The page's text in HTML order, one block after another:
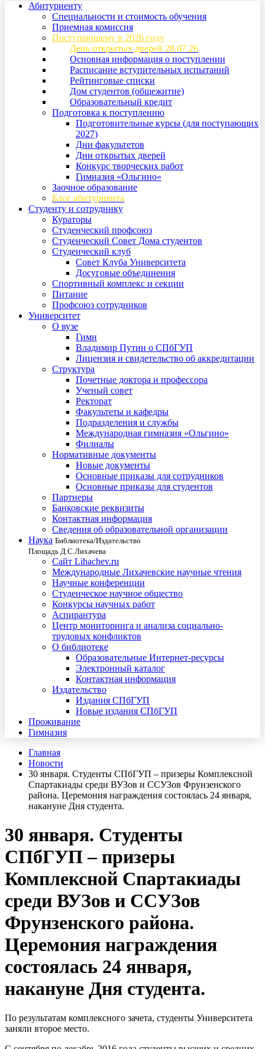
Абитуриенту
Специальности и стоимость обучения
Приемная комиссия
Поступающему в 2026 году
День открытых дверей 28.07.26
Основная информация о поступлении
Расписание вступительных испытаний
Рейтинговые списки
Дом студентов (общежитие)
Образовательный кредит
Подготовка к поступлению
Подготовительные курсы (для поступающих
2027)
Дни факультетов
Дни открытых дверей
Конкурс творческих работ
Гимназия «Ольгино»
Заочное образование
Блог абитуриента
Студенту и сотруднику
Кураторы
Студенческий профсоюз
Студенческий Совет Дома студентов
Студенческий клуб
Совет Клуба Университета
Досуговые объединения
Спортивный комплекс и секции
Питание
Профсоюз сотрудников
Университет
О вузе
Гимн
Владимир Путин о СПбГУП
Лицензия и свидетельство об аккредитации
Структура
Почетные доктора и профессора
Ученый совет
Ректорат
Факультеты и кафедры
Подразделения и службы
Международная гимназия «Ольгино»
Филиалы
Нормативные документы
Новые документы
Основные приказы для сотрудников
Основные приказы для студентов
Партнеры
Банковские реквизиты
Контактная информация
Сведения об образовательной организации
Наука Библиотека/Издательство
Площадь Д.С.Лихачева
Сайт Lihachev.ru
Международные Лихачевские научные чтения
Научные конференции
Студенческое научное общество
Конкурсы научных работ
Аспирантура
Центр мониторинга и анализа социально-
трудовых конфликтов
О библиотеке
Образовательные Интернет-ресурсы
Электронный каталог
Контактная информация
Издательство
Издания СПбГУП
Новые издания СПбГУП
Проживание
Гимназия
Главная
Новости
30 января. Студенты СПбГУП – призеры Комплексной
Спартакиады среди ВУЗов и ССУЗов Фрунзенского
района. Церемония награждения состоялась 24 января,
накануне Дня студента.
30 января. Студенты
СПбГУП – призеры
Комплексной Спартакиады
среди ВУЗов и ССУЗов
Фрунзенского района.
Церемония награждения
состоялась 24 января,
накануне Дня студента.
По результатам комплексного зачета, студенты Университета
заняли второе место.